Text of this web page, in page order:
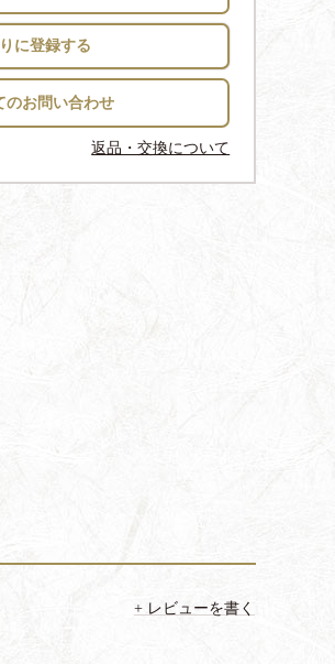
に登録する
返品・交換について
レビューを書く